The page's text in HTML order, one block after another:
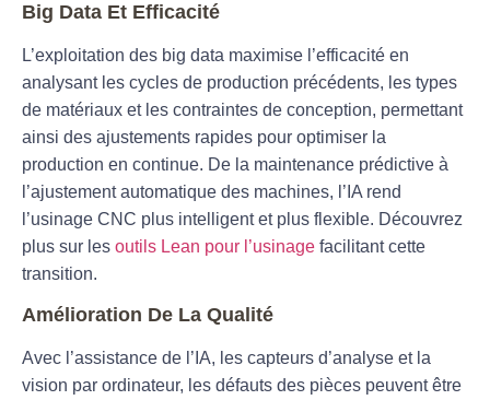
Big Data Et Efficacité
L’exploitation des big data maximise l’efficacité en
analysant les cycles de production précédents, les types
de matériaux et les contraintes de conception, permettant
ainsi des ajustements rapides pour optimiser la
production en continue. De la maintenance prédictive à
l’ajustement automatique des machines, l’IA rend
l’usinage CNC plus intelligent et plus flexible. Découvrez
plus sur les outils Lean pour l’usinage facilitant cette
transition.
Amélioration De La Qualité
Avec l’assistance de l’IA, les capteurs d’analyse et la
vision par ordinateur, les défauts des pièces peuvent être